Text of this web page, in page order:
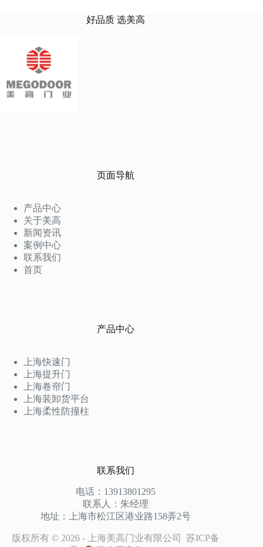
好品质 选美高
页面导航
产品中心
关于美高
新闻资讯
案例中心
联系我们
首页
产品中心
上海快速门
上海提升门
上海卷帘门
上海装卸货平台
上海柔性防撞柱
联系我们
电话：13913801295
联系人：朱经理
地址：上海市松江区港业路158弄2号
版权所有 © 2026 - 上海美高门业有限公司苏ICP备